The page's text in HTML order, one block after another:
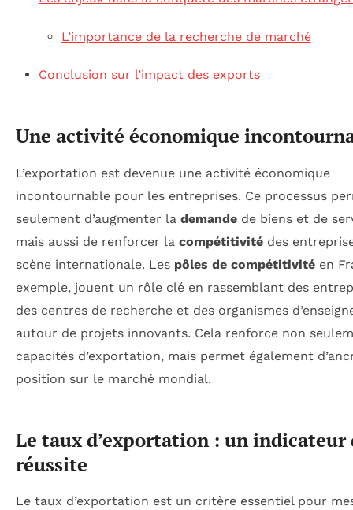
L’importance de la recherche de marché
Conclusion sur l’impact des exports
Une activité économique
L’exportation est devenue une activité économique
incontournable pour les entreprises. Ce processus
seulement d’augmenter la demande de biens et de
mais aussi de renforcer la compétitivité des
scène internationale. Les pôles de compétitivité en
exemple, jouent un rôle clé en rassemblant des
des centres de recherche et des organismes
autour de projets innovants. Cela renforce non
capacités d’exportation, mais permet également
position sur le marché mondial.
Le taux d’exportation : un indicateur
réussite
Le taux d’exportation est un critère essentiel pour